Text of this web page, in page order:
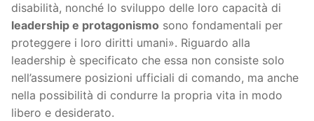
disabilità, nonché lo sviluppo delle loro capacità di
leadership e protagonismo sono fondamentali per
proteggere i loro diritti umani». Riguardo alla
leadership è specificato che essa non consiste solo
nell’assumere posizioni ufficiali di comando, ma anche
nella possibilità di condurre la propria vita in modo
libero e desiderato.